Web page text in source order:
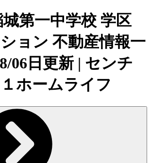
第一中学校 学区
ョン 不動産情報一
06日更新 | センチ
ホームライフ